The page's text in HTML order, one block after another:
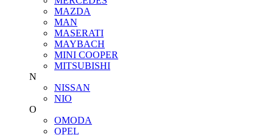
MAZDA
MAN
MASERATI
MAYBACH
MINI COOPER
MITSUBISHI
N
NISSAN
NIO
O
OMODA
OPEL